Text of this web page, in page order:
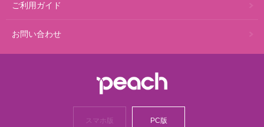
ご利用ガイド
お問い合わせ
スマホ版 PC版